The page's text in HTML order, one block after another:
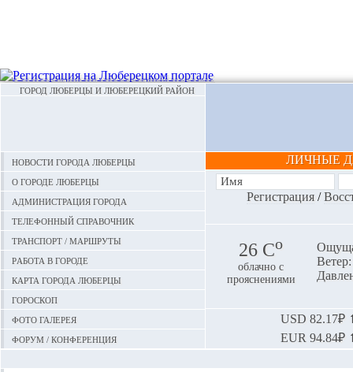
ГОРОД ЛЮБЕРЦЫ И ЛЮБЕРЕЦКИЙ РАЙОН
Новости города Люберцы
О городе Люберцы
Администрация города
Телефонный справочник
Транспорт / маршруты
Работа в городе
Карта города Люберцы
Гороскоп
Фото галерея
Форум / конференция
ЛИЧНЫЕ
Регистрация/
26 Сo
облачно с
прояснениями
USD 82.17₽
EUR 94.84₽